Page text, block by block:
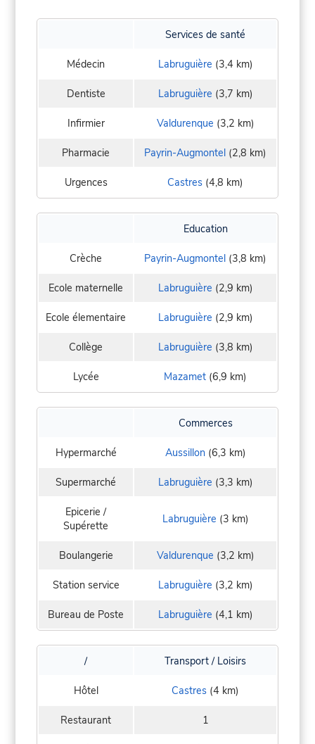
Services de santé
Médecin Labruguière (3,4 km)
Dentiste Labruguière (3,7 km)
Infirmier Valdurenque (3,2 km)
Pharmacie Payrin-Augmontel (2,8 km)
Urgences Castres (4,8 km)
Education
Crèche Payrin-Augmontel (3,8 km)
Ecole maternelle Labruguière (2,9 km)
Ecole élementaire Labruguière (2,9 km)
Collège Labruguière (3,8 km)
Lycée Mazamet (6,9 km)
Commerces
Hypermarché Aussillon(6,3 km)
Supermarché Labruguière (3,3 km)
Epicerie /
Supérette
Labruguière (3 km)
Boulangerie Valdurenque (3,2 km)
Station service Labruguière (3,2 km)
Bureau de Poste Labruguière (4,1 km)
/ Transport / Loisirs
Hôtel Castres (4 km)
Restaurant 1